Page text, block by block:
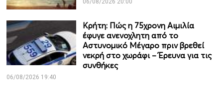
Κρήτη: Πώς η 75χρονη Αιμιλία
έφυγε ανενοχλητη από το
Αστυνομικό Μέγαρο πριν βρεθεί
νεκρή στο χωράφι – Έρευνα για τις
συνθήκες
06/08/2026 19:40